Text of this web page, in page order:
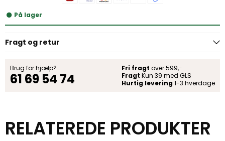
På lager
Fragt og retur
Brug for hjælp?
61 69 54 74
Fri fragt over 599,-
Fragt Kun 39 med GLS
Hurtig levering 1-3 hverdage
RELATEREDE PRODUKTER